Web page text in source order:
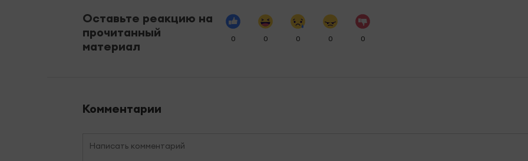
Оставьте реакцию на
прочитанный
материал
0 0 0 0 0
Комментарии